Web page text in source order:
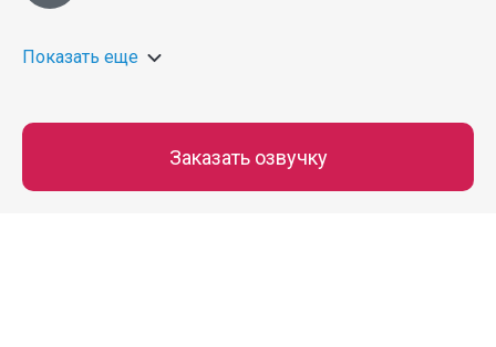
Показать еще
Заказать озвучку